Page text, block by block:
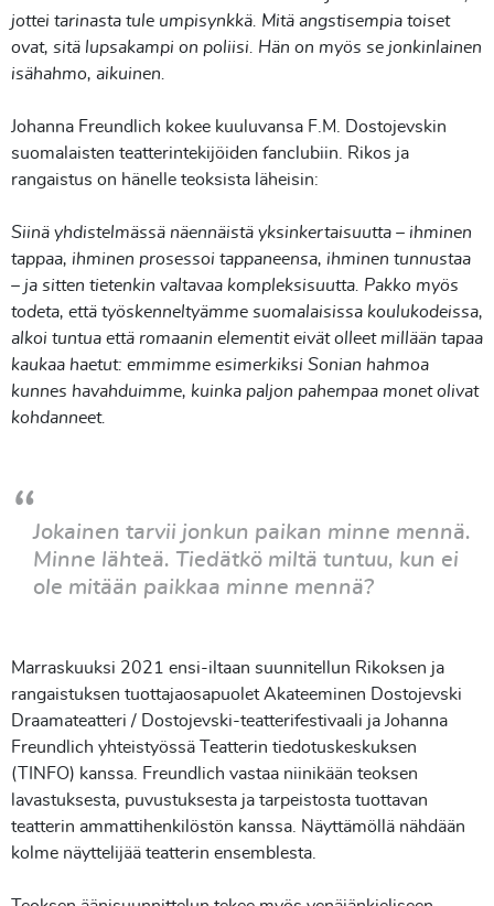
jottei tarinasta tule umpisynkkä. Mitä angstisempia toiset
ovat, sitä lupsakampi on poliisi. Hän on myös se jonkinlainen
isähahmo, aikuinen.
Johanna Freundlich kokee kuuluvansa F.M. Dostojevskin
suomalaisten teatterintekijöiden fanclubiin. Rikos ja
rangaistus on hänelle teoksista läheisin:
Siinä yhdistelmässä näennäistä yksinkertaisuutta – ihminen
tappaa, ihminen prosessoi tappaneensa, ihminen tunnustaa
– ja sitten tietenkin valtavaa kompleksisuutta. Pakko myös
todeta, että työskenneltyämme suomalaisissa koulukodeissa,
alkoi tuntua että romaanin elementit eivät olleet millään tapaa
kaukaa haetut: emmimme esimerkiksi Sonian hahmoa
kunnes havahduimme, kuinka paljon pahempaa monet olivat
kohdanneet.
Jokainen tarvii jonkun paikan minne mennä.
Minne lähteä. Tiedätkö miltä tuntuu, kun ei
ole mitään paikkaa minne mennä?
Marraskuuksi 2021 ensi-iltaan suunnitellun Rikoksen ja
rangaistuksen tuottajaosapuolet Akateeminen Dostojevski
Draamateatteri / Dostojevski-teatterifestivaali ja Johanna
Freundlich yhteistyössä Teatterin tiedotuskeskuksen
(TINFO) kanssa. Freundlich vastaa niinikään teoksen
lavastuksesta, puvustuksesta ja tarpeistosta tuottavan
teatterin ammattihenkilöstön kanssa. Näyttämöllä nähdään
kolme näyttelijää teatterin ensemblesta.